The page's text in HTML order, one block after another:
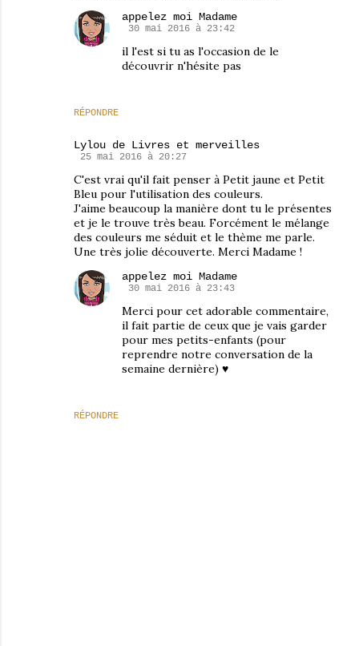
RÉPONDRE
appelez moi Madame
30 mai 2016 à 23:42
il l'est si tu as l'occasion de le
découvrir n'hésite pas
Lylou de Livres et merveilles
25 mai 2016 à 20:27
C'est vrai qu'il fait penser à Petit jaune et Petit
Bleu pour l'utilisation des couleurs.
J'aime beaucoup la manière dont tu le présentes
et je le trouve très beau. Forcément le mélange
des couleurs me séduit et le thème me parle.
Une très jolie découverte. Merci Madame !
RÉPONDRE
appelez moi Madame
30 mai 2016 à 23:43
Merci pour cet adorable commentaire,
il fait partie de ceux que je vais garder
pour mes petits-enfants (pour
reprendre notre conversation de la
semaine dernière) ♥